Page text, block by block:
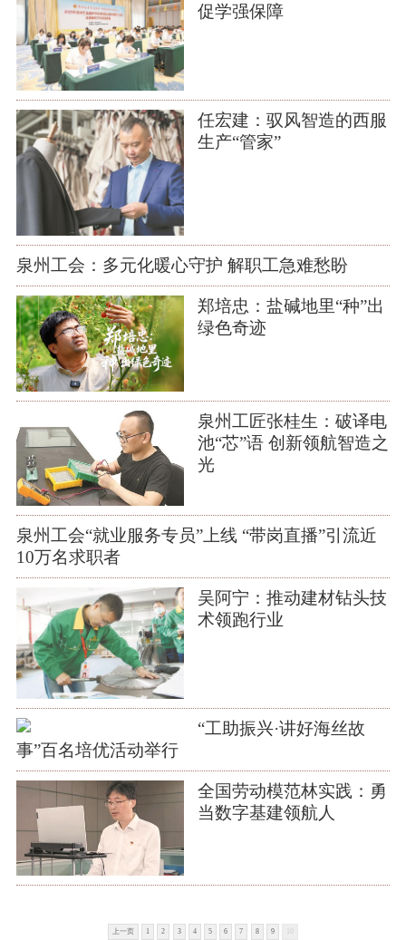
促学强保障
任宏建：驭风智造的西服
生产“管家”
泉州工会：多元化暖心守护 解职工急难愁盼
郑培忠：盐碱地里“种”出
绿色奇迹
泉州工匠张桂生：破译电
池“芯”语 创新领航智造之
光
泉州工会“就业服务专员”上线 ‌“带岗直播”引流近
10万名求职者
吴阿宁：推动建材钻头技
术领跑行业
“工助振兴·讲好海丝故
事”百名培优活动举行
全国劳动模范林实践：勇
当数字基建领航人
上一页 1 2 3 4 5 6 7 8 9